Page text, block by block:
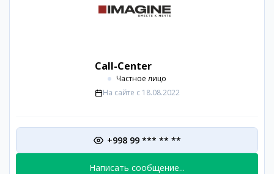
Call-Center
Частное лицо
На сайте с 18.08.2022
+998 99 *** ** **
Написать сообщение...